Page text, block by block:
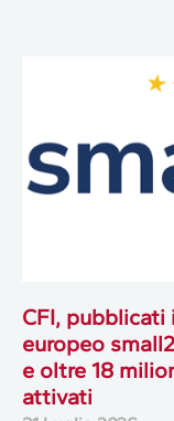
CFI,
europeo
e oltre 18
attivati